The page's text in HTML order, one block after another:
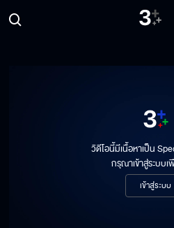
วิดีโอนี้มีเนื้อหาเป็น
กรุณาเข้าสู่ระบบ
เข้าสู่ระบบ